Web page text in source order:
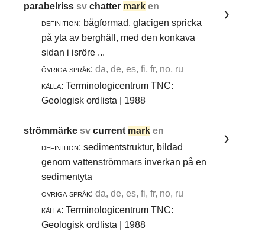
parabelrisssvchatter mark en
definition: bågformad, glacigen spricka
på yta av berghäll, med den konkava
sidan i isröre ...
övriga språk: da, de, es, fi, fr, no, ru
källa: Terminologicentrum TNC:
Geologisk ordlista | 1988
strömmärkesvcurrent mark en
definition: sedimentstruktur, bildad
genom vattenströmmars inverkan på en
sedimentyta
övriga språk: da, de, es, fi, fr, no, ru
källa: Terminologicentrum TNC:
Geologisk ordlista | 1988